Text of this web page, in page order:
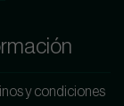
y condiciones